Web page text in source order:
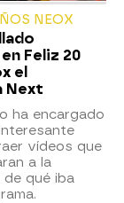
NEOX
Feliz 20
el
Next
ha encargado
vídeos que
a la
qué iba